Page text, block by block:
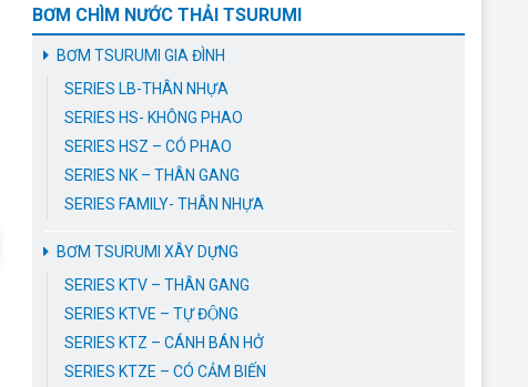
BƠM CHÌM NƯỚC THẢI TSURUMI
BƠM TSURUMI GIA ĐÌNH
SERIES LB-THÂN NHỰA
SERIES HS- KHÔNG PHAO
SERIES HSZ – CÓ PHAO
SERIES NK – THÂN GANG
SERIES FAMILY- THÂN NHỰA
BƠM TSURUMI XÂY DỰNG
SERIES KTV – THÂN GANG
SERIES KTVE – TỰ ĐỘNG
SERIES KTZ – CÁNH BÁN HỞ
SERIES KTZE – CÓ CẢM BIẾN